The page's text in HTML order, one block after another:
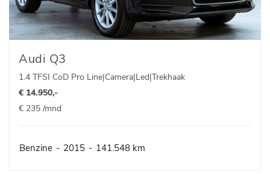
Audi Q3
1.4 TFSI CoD Pro Line|Camera|Led|Trekhaak
€ 14.950,-
€ 235 /mnd
Benzine - 2015 - 141.548 km